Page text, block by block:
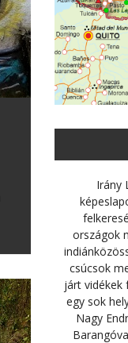
Irány
országok
csúcsok
járt vidékek
egy sok
Nagy